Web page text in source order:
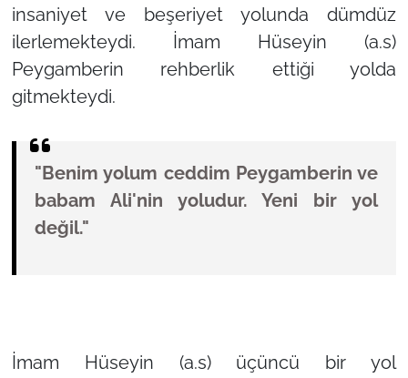
insaniyet ve beşeriyet yolunda dümdüz
ilerlemekteydi. İmam Hüseyin (a.s)
Peygamberin rehberlik ettiği yolda
gitmekteydi.
"Benim yolum ceddim Peygamberin ve
babam Ali'nin yoludur. Yeni bir yol
değil."
İmam Hüseyin (a.s) üçüncü bir yol